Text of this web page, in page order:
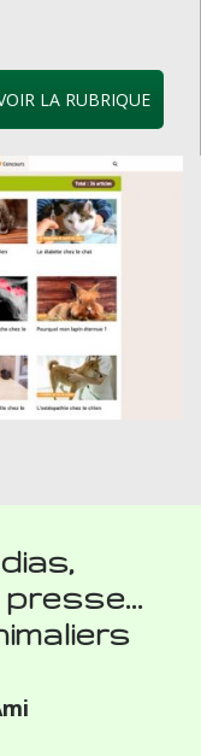
LA RUBRIQUE
presse…